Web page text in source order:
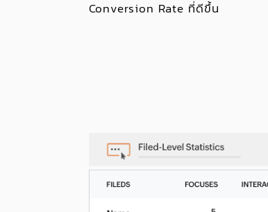
Conversion Rate ที่ดีขึ้น